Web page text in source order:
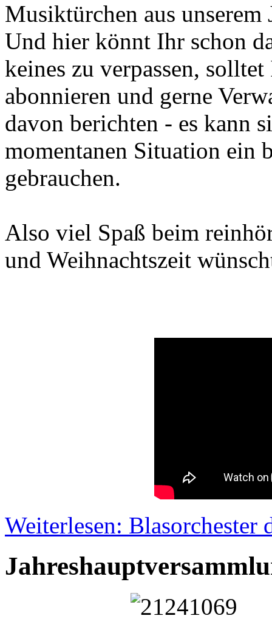
Musiktürchen aus
Und hier könnt Ihr schon
keines zu verpassen,
abonnieren und gerne
davon berichten - es kann
momentanen Situation ein
gebrauchen.
Also viel Spaß beim
und Weihnachtszeit
Weiterlesen: Blasorchester